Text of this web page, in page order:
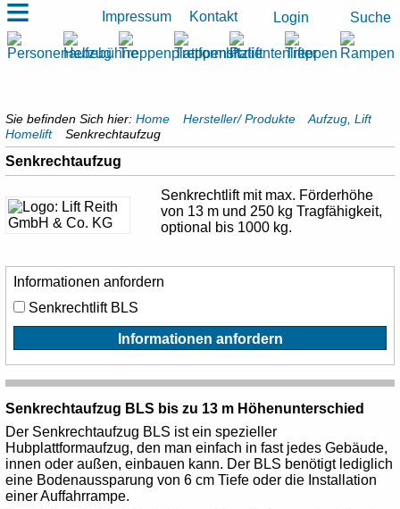
Impressum Kontakt Login Suche
≡
Sie befinden Sich hier:Home Hersteller/ Produkte
Aufzug, Lift
Homelift
Senkrechtaufzug
Senkrechtaufzug
Senkrechtlift mit max. Förderhöhe
von 13 m und 250 kg Tragfähigkeit,
optional bis 1000 kg.
Informationen anfordern
Senkrechtlift BLS
Informationen anfordern
Senkrechtaufzug BLS bis zu 13 m Höhenunterschied
Der Senkrechtaufzug BLS ist ein spezieller
Hubplattformaufzug, den man einfach in fast jedes Gebäude,
innen oder außen, einbauen kann. Der BLS benötigt lediglich
eine Bodenaussparung von 6 cm Tiefe oder die Installation
einer Auffahrrampe.